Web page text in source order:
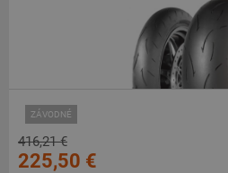
ZÁVODNÉ
416,21 €
225,50 €